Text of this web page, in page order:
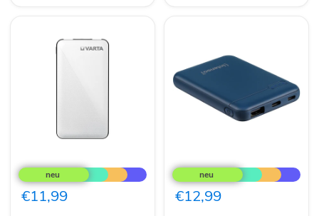
Energy
5000
Akkuladegerät
Lithium
€11,99
XS5000
Powerbank
€12,99